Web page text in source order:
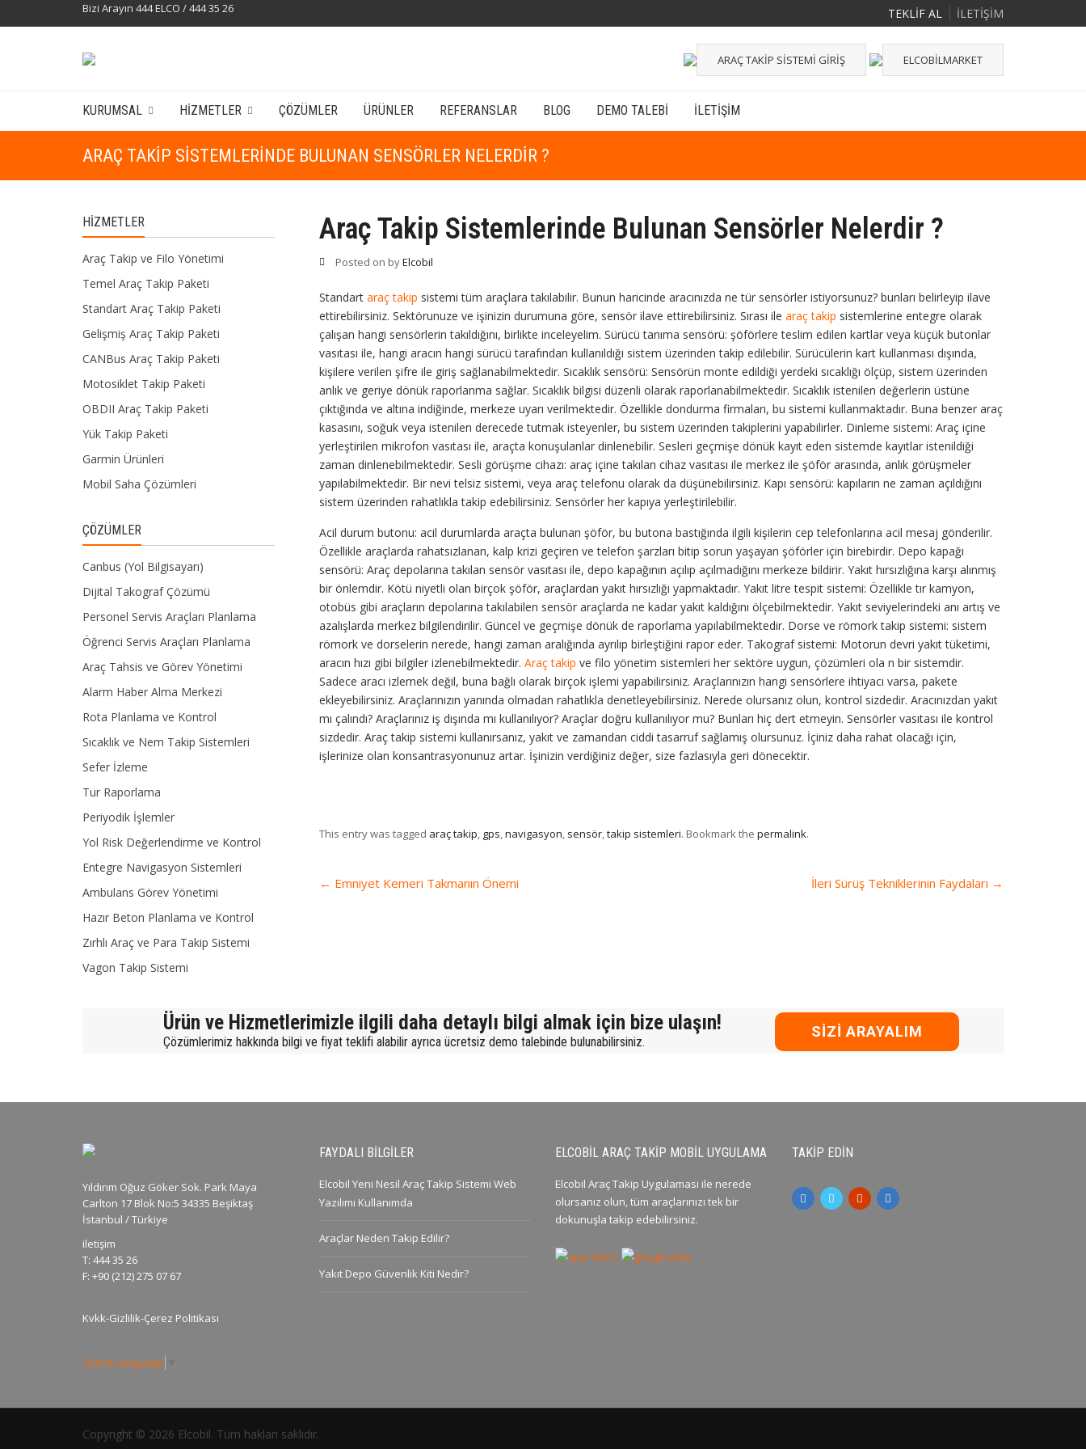
Bizi Arayın 444 ELCO / 444 35 26 TEKLİF AL İLETİŞİM
ARAÇ TAKIP SISTEMI GIRIŞ ELCOBILMARKET
KURUMSAL HIZMETLER ÇÖZÜMLER ÜRÜNLER REFERANSLAR BLOG DEMO TALEBI İLETIŞIM
ARAÇ TAKIP SISTEMLERINDE BULUNAN SENSÖRLER NELERDIR ?
Araç Takip Sistemlerinde Bulunan Sensörler Nelerdir ?
Posted on byElcobil
Standart araç takip sistemi tüm araçlara takılabilir. Bunun haricinde aracınızda ne tür sensörler istiyorsunuz? bunları belirleyip ilave
ettirebilirsiniz. Sektörunuze ve işinizin durumuna göre, sensör ilave ettirebilirsiniz. Sırası ile araç takip sistemlerine entegre olarak
çalışan hangi sensörlerin takıldığını, birlikte inceleyelim. Sürücü tanıma sensörü: şöförlere teslim edilen kartlar veya küçük butonlar
vasıtası ile, hangi aracın hangi sürücü tarafından kullanıldığı sistem üzerinden takip edilebilir. Sürücülerin kart kullanması dışında,
kişilere verilen şifre ile giriş sağlanabilmektedir. Sıcaklık sensörü: Sensörün monte edildiği yerdeki sıcaklığı ölçüp, sistem üzerinden
anlık ve geriye dönük raporlanma sağlar. Sıcaklık bilgisi düzenli olarak raporlanabilmektedir. Sıcaklık istenilen değerlerin üstüne
çıktığında ve altına indiğinde, merkeze uyarı verilmektedir. Özellikle dondurma firmaları, bu sistemi kullanmaktadır. Buna benzer araç
kasasını, soğuk veya istenilen derecede tutmak isteyenler, bu sistem üzerinden takiplerini yapabilirler. Dinleme sistemi: Araç içine
yerleştirilen mikrofon vasıtası ile, araçta konuşulanlar dinlenebilir. Sesleri geçmişe dönük kayıt eden sistemde kayıtlar istenildiği
zaman dinlenebilmektedir. Sesli görüşme cihazı: araç içine takılan cihaz vasıtası ile merkez ile şöför arasında, anlık görüşmeler
yapılabilmektedir. Bir nevi telsiz sistemi, veya araç telefonu olarak da düşünebilirsiniz. Kapı sensörü: kapıların ne zaman açıldığını
sistem üzerinden rahatlıkla takip edebilirsiniz. Sensörler her kapıya yerleştirilebilir.
Acil durum butonu: acil durumlarda araçta bulunan şöför, bu butona bastığında ilgili kişilerin cep telefonlarına acil mesaj gönderilir.
Özellikle araçlarda rahatsızlanan, kalp krizi geçiren ve telefon şarzları bitip sorun yaşayan şöförler için birebirdir. Depo kapağı
sensörü: Araç depolarına takılan sensör vasıtası ile, depo kapağının açılıp açılmadığını merkeze bildirir. Yakıt hırsızlığına karşı alınmış
bir önlemdir. Kötü niyetli olan birçok şöför, araçlardan yakıt hırsızlığı yapmaktadır. Yakıt litre tespit sistemi: Özellikle tır kamyon,
otobüs gibi araçların depolarına takılabilen sensör araçlarda ne kadar yakıt kaldığını ölçebilmektedir. Yakıt seviyelerindeki anı artış ve
azalışlarda merkez bilgilendirilir. Güncel ve geçmişe dönük de raporlama yapılabilmektedir. Dorse ve römork takip sistemi: sistem
römork ve dorselerin nerede, hangi zaman aralığında ayrılıp birleştiğini rapor eder. Takograf sistemi: Motorun devri yakıt tüketimi,
aracın hızı gibi bilgiler izlenebilmektedir. Araç takip ve filo yönetim sistemleri her sektöre uygun, çözümleri ola n bir sistemdir.
Sadece aracı izlemek değil, buna bağlı olarak birçok işlemi yapabilirsiniz. Araçlarınızın hangi sensörlere ihtiyacı varsa, pakete
ekleyebilirsiniz. Araçlarınızın yanında olmadan rahatlıkla denetleyebilirsiniz. Nerede olursanız olun, kontrol sizdedir. Aracınızdan yakıt
mı çalındı? Araçlarınız iş dışında mı kullanılıyor? Araçlar doğru kullanılıyor mu? Bunları hiç dert etmeyin. Sensörler vasıtası ile kontrol
sizdedir. Araç takip sistemi kullanırsanız, yakıt ve zamandan ciddi tasarruf sağlamış olursunuz. İçiniz daha rahat olacağı için,
işlerinize olan konsantrasyonunuz artar. İşinizin verdiğiniz değer, size fazlasıyla geri dönecektir.
This entry was tagged araç takip, gps,navigasyon, sensör,takip sistemleri. Bookmark the permalink.
← Emniyet Kemeri Takmanın Önemi İleri Sürüş Tekniklerinin Faydaları →
HIZMETLER
Araç Takip ve Filo Yönetimi
Temel Araç Takip Paketi
Standart Araç Takip Paketi
Gelişmiş Araç Takip Paketi
CANBus Araç Takip Paketi
Motosiklet Takip Paketi
OBDII Araç Takip Paketi
Yük Takip Paketi
Garmin Ürünleri
Mobil Saha Çözümleri
ÇÖZÜMLER
Canbus (Yol Bilgisayarı)
Dijital Takograf Çözümü
Personel Servis Araçları Planlama
Öğrenci Servis Araçları Planlama
Araç Tahsis ve Görev Yönetimi
Alarm Haber Alma Merkezi
Rota Planlama ve Kontrol
Sıcaklık ve Nem Takip Sistemleri
Sefer İzleme
Tur Raporlama
Periyodik İşlemler
Yol Risk Değerlendirme ve Kontrol
Entegre Navigasyon Sistemleri
Ambulans Görev Yönetimi
Hazır Beton Planlama ve Kontrol
Zırhlı Araç ve Para Takip Sistemi
Vagon Takip Sistemi
Ürün ve Hizmetlerimizle ilgili daha detaylı bilgi almak için bize ulaşın!
Çözümlerimiz hakkında bilgi ve fiyat teklifi alabilir ayrıca ücretsiz demo talebinde bulunabilirsiniz.
SIZI ARAYALIM
Yıldırım Oğuz Göker Sok. Park Maya
Carlton 17 Blok No:5 34335 Beşiktaş
İstanbul / Türkiye
iletişim
T: 444 35 26
F: +90 (212) 275 07 67
Kvkk-Gizlilik-Çerez Politikası
Select Language
FAYDALI BILGILER
Elcobil Yeni Nesil Araç Takip Sistemi Web
Yazılımı Kullanımda
Araçlar Neden Takip Edilir?
Yakıt Depo Güvenlik Kiti Nedir?
ELCOBIL ARAÇ TAKIP MOBIL UYGULAMA
Elcobil Araç Takip Uygulaması ile nerede
olursanız olun, tüm araçlarınızı tek bir
dokunuşla takip edebilirsiniz.
TAKIP EDIN
Copyright © 2026 Elcobil. Tüm hakları saklıdır.